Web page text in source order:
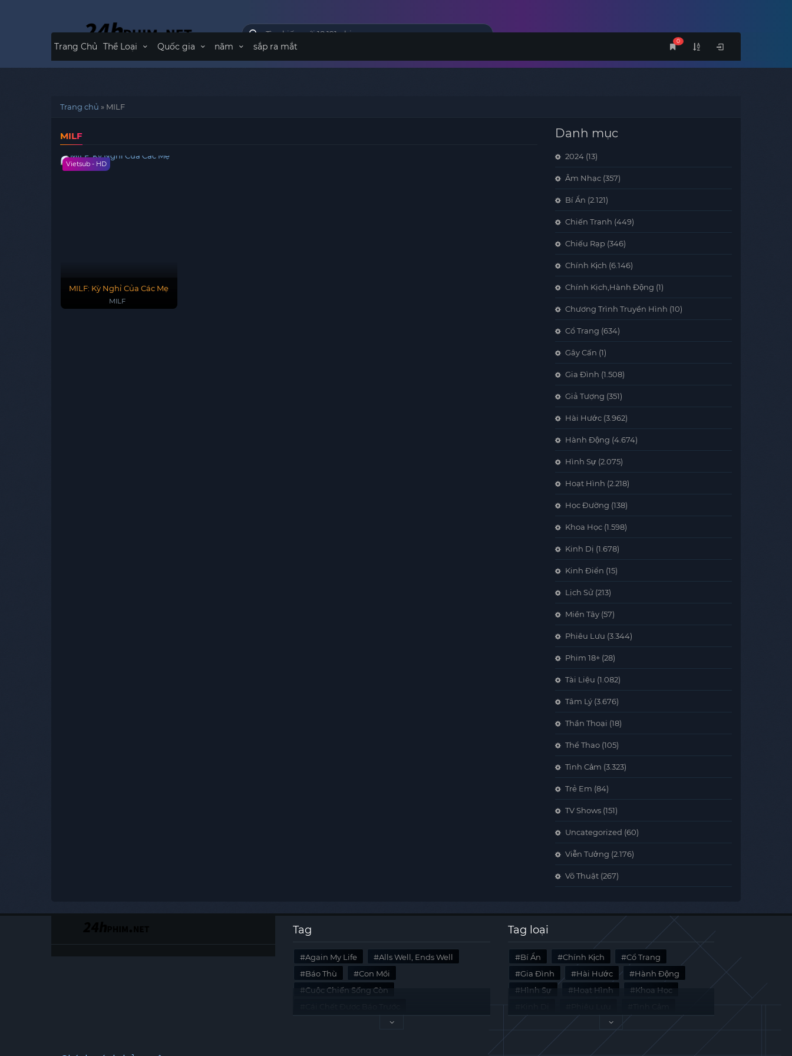
0
Trang Chủ Thể Loại Quốc gia năm sắp ra mắt
Trang chủ » MILF
MILF
Vietsub - HD
MILF: Kỳ Nghỉ Của Các Mẹ
MILF
Danh mục
2024 (13)
Âm Nhạc (357)
Bí Ẩn (2.121)
Chiến Tranh (449)
Chiếu Rạp (346)
Chính Kịch (6.146)
Chính Kịch,Hành Động (1)
Chương Trình Truyền Hình (10)
Cổ Trang (634)
Gây Cấn (1)
Gia Đình (1.508)
Giả Tượng (351)
Hài Hước (3.962)
Hành Động (4.674)
Hình Sự (2.075)
Hoạt Hình (2.218)
Học Đường (138)
Khoa Học (1.598)
Kinh Dị (1.678)
Kinh Điển (15)
Lịch Sử (213)
Miền Tây (57)
Phiêu Lưu (3.344)
Phim 18+ (28)
Tài Liệu (1.082)
Tâm Lý (3.676)
Thần Thoại (18)
Thể Thao (105)
Tình Cảm (3.323)
Trẻ Em (84)
TV Shows (151)
Uncategorized (60)
Viễn Tưởng (2.176)
Võ Thuật (267)
Tag
Again My Life
Alls Well, Ends Well
Báo Thù
Con Mồi
Cuộc Chiến Sống Còn
Last Summer
Tag loại
Bí Ẩn Chính Kịch
Cổ Trang
Gia Đình
Hài Hước
Hành Động
Hình Sự
Hoạt Hình
Khoa Học
Tài Liệu
Tâm Lý Viễn Tưởng